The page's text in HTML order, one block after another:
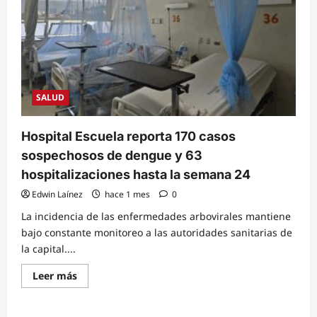
SALUD
Hospital Escuela reporta 170 casos
sospechosos de dengue y 63
hospitalizaciones hasta la semana 24
Edwin Laínez hace 1 mes 0
La incidencia de las enfermedades arbovirales mantiene
bajo constante monitoreo a las autoridades sanitarias de
la capital....
Leer másRead
more